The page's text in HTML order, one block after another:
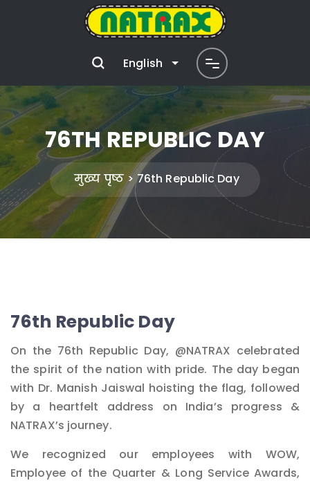
English
76TH REPUBLIC DAY
मुख्य पृष्ठ 76th Republic Day
76th Republic Day
On the 76th Republic Day, @NATRAX celebrated
the spirit of the nation with pride. The day began
with Dr. Manish Jaiswal hoisting the flag, followed
by a heartfelt address on India’s progress &
NATRAX’s journey.
We recognized our employees with WOW,
Employee of the Quarter & Long Service Awards,
पोस्ट
नेविगेशन